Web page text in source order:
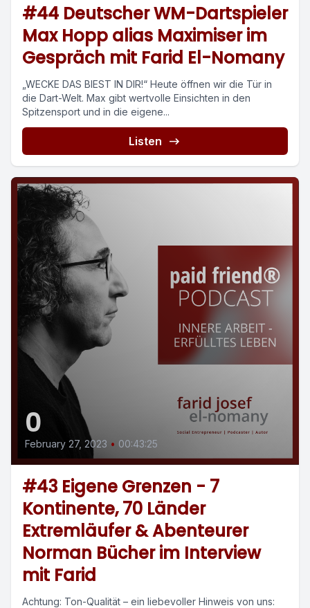
#44 Deutscher WM-Dartspieler
Max Hopp alias Maximiser im
Gespräch mit Farid El-Nomany
„WECKE DAS BIEST IN DIR!“ Heute öffnen wir die Tür in
die Dart-Welt. Max gibt wertvolle Einsichten in den
Spitzensport und in die eigene...
Listen
0
February 27, 2023 • 00:43:25
#43 Eigene Grenzen - 7
Kontinente, 70 Länder
Extremläufer & Abenteurer
Norman Bücher im Interview
mit Farid
Achtung: Ton-Qualität – ein liebevoller Hinweis von uns: